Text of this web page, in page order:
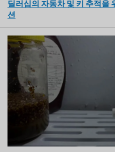
딜러십의 자동차 및 키 추적
션